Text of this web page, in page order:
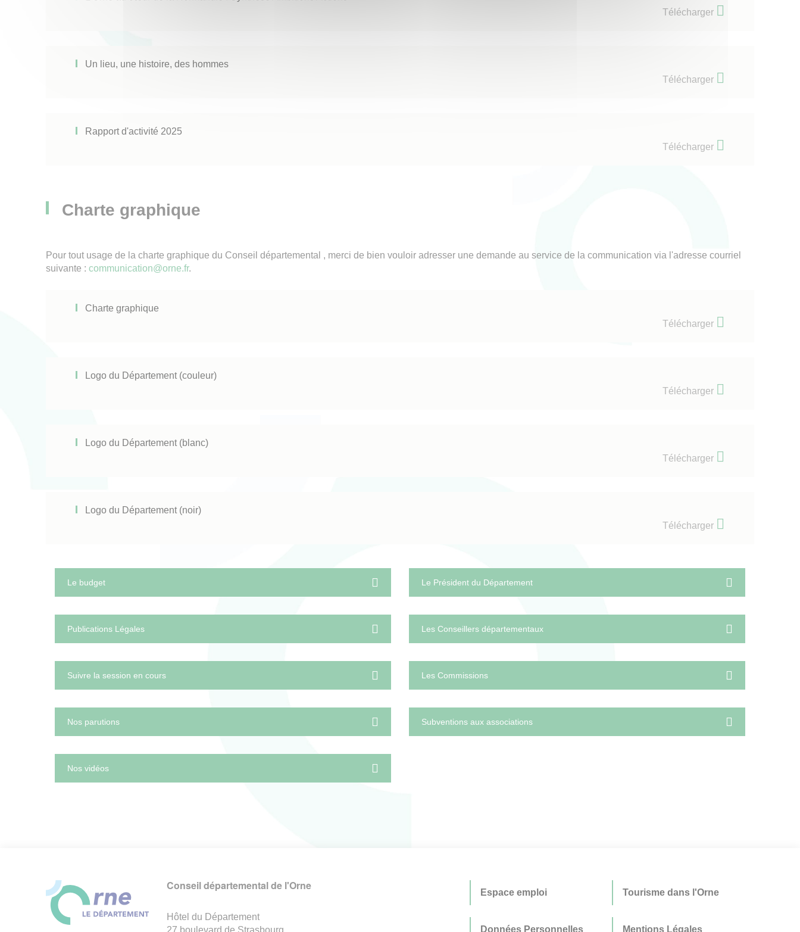
Télécharger
Un lieu, une histoire, des hommes
Télécharger
Rapport d'activité 2025
Télécharger
Charte graphique
Pour tout usage de la charte graphique du Conseil départemental , merci de bien vouloir adresser une demande au service de la communication via l'adresse courriel
suivante : communication@orne.fr.
Charte graphique
Télécharger
Logo du Département (couleur)
Télécharger
Logo du Département (blanc)
Télécharger
Logo du Département (noir)
Télécharger
Le budget Le Président du Département
Publications Légales Les Conseillers départementaux
Suivre la session en cours Les Commissions
Nos parutions Subventions aux associations
Nos vidéos
Conseil départemental de l'Orne
Hôtel du Département
Espace emploi Tourisme dans l'Orne
Données Personnelles Mentions Légales